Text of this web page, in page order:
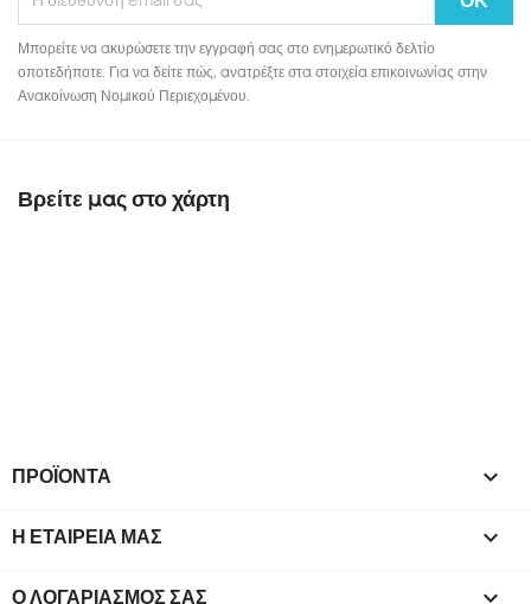
Μπορείτε να ακυρώσετε την εγγραφή σας στο ενημερωτικό δελτίο
οποτεδήποτε. Για να δείτε πώς, ανατρέξτε στα στοιχεία επικοινωνίας στην
Ανακοίνωση Νομικού Περιεχομένου.
Βρείτε μας στο χάρτη
ΠΡΟΪΌΝΤΑ 
Η ΕΤΑΙΡΕΊΑ ΜΑΣ 
Ο ΛΟΓΑΡΙΑΣΜΌΣ ΣΑΣ 